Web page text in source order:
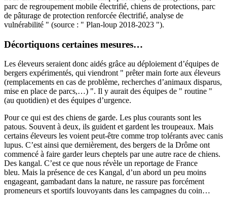
parc de regroupement mobile électrifié, chiens de protections, parc
de pâturage de protection renforcée électrifié, analyse de
vulnérabilité " (source : " Plan-loup 2018-2023 ").
Décortiquons certaines mesures…
Les éleveurs seraient donc aidés grâce au déploiement d’équipes de
bergers expérimentés, qui viendront " prêter main forte aux éleveurs
(remplacements en cas de problème, recherches d’animaux disparus,
mise en place de parcs,…) ". Il y aurait des équipes de " routine "
(au quotidien) et des équipes d’urgence.
Pour ce qui est des chiens de garde. Les plus courants sont les
patous. Souvent à deux, ils guident et gardent les troupeaux. Mais
certains éleveurs les voient peut-être comme trop tolérants avec canis
lupus. C’est ainsi que dernièrement, des bergers de la Drôme ont
commencé à faire garder leurs cheptels par une autre race de chiens.
Des kangal. C’est ce que nous révèle un reportage de France
bleu. Mais la présence de ces Kangal, d’un abord un peu moins
engageant, gambadant dans la nature, ne rassure pas forcément
promeneurs et sportifs louvoyants dans les campagnes du coin…